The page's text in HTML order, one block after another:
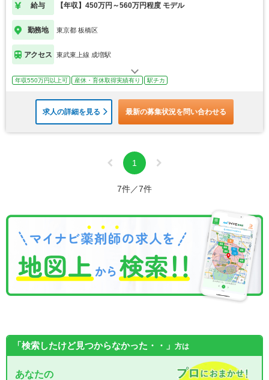
給与 【年収】450万円～560万円程度 モデル
勤務地 東京都 板橋区
アクセス 東武東上線 成増駅
年収550万円以上可 産休・育休取得実績有り 駅チカ
求人の詳細を見る 最新の募集状況を問い合わせる
1
7件／7件
「検索したけど見つからなかった・・」 方は
あなたの